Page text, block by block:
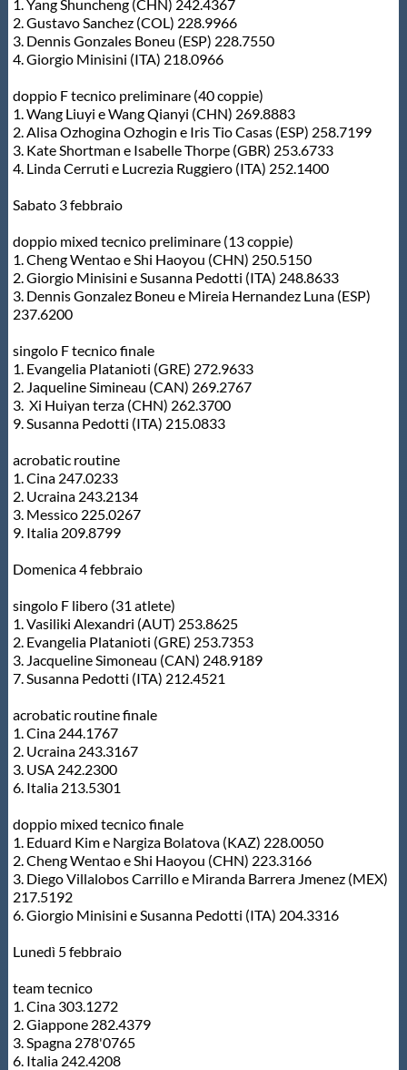
1. Yang Shuncheng (CHN) 242.4367
2. Gustavo Sanchez (COL) 228.9966
3. Dennis Gonzales Boneu (ESP) 228.7550
4. Giorgio Minisini (ITA) 218.0966
doppio F tecnico preliminare (40 coppie)
1. Wang Liuyi e Wang Qianyi (CHN) 269.8883
2. Alisa Ozhogina Ozhogin e Iris Tio Casas (ESP) 258.7199
3. Kate Shortman e Isabelle Thorpe (GBR) 253.6733
4. Linda Cerruti e Lucrezia Ruggiero (ITA) 252.1400
Sabato 3 febbraio
doppio mixed tecnico preliminare (13 coppie)
1. Cheng Wentao e Shi Haoyou (CHN) 250.5150
2. Giorgio Minisini e Susanna Pedotti (ITA) 248.8633
3. Dennis Gonzalez Boneu e Mireia Hernandez Luna (ESP)
237.6200
singolo F tecnico finale
1. Evangelia Platanioti (GRE) 272.9633
2. Jaqueline Simineau (CAN) 269.2767
3. Xi Huiyan terza (CHN) 262.3700
9. Susanna Pedotti (ITA) 215.0833
acrobatic routine
1. Cina 247.0233
2. Ucraina 243.2134
3. Messico 225.0267
9. Italia 209.8799
Domenica 4 febbraio
singolo F libero (31 atlete)
1. Vasiliki Alexandri (AUT) 253.8625
2. Evangelia Platanioti (GRE) 253.7353
3. Jacqueline Simoneau (CAN) 248.9189
7. Susanna Pedotti (ITA) 212.4521
acrobatic routine finale
1. Cina 244.1767
2. Ucraina 243.3167
3. USA 242.2300
6. Italia 213.5301
doppio mixed tecnico finale
1. Eduard Kim e Nargiza Bolatova (KAZ) 228.0050
2. Cheng Wentao e Shi Haoyou (CHN) 223.3166
3. Diego Villalobos Carrillo e Miranda Barrera Jmenez (MEX)
217.5192
6. Giorgio Minisini e Susanna Pedotti (ITA) 204.3316
Lunedì 5 febbraio
team tecnico
1. Cina 303.1272
2. Giappone 282.4379
3. Spagna 278'0765
6. Italia 242.4208